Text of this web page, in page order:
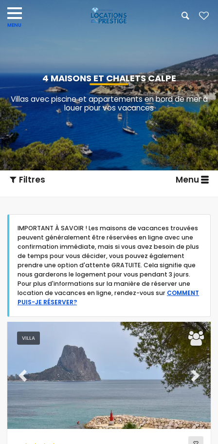
4 MAISONS ET CHALETS CALPE
Villas avec piscine et appartements en bord de mer à
louer pour vos vacances
Filtres Menu
Type d'hébergement
Personnes
Chambres
Salles de bain
IMPORTANT À SAVOIR ! Les maisons de vacances trouvées
peuvent généralement être réservées en ligne avec une
confirmation immédiate, mais si vous avez besoin de plus
de temps pour vous décider, vous pouvez également
prendre une option d'attente GRATUITE. Cela signifie que
nous garderons le logement pour vous pendant 3 jours.
Pour plus d'informations sur la manière de réserver une
location de vacances en ligne, rendez-vous sur COMMENT
PUIS-JE RÉSERVER?
VILLA
Previous Next